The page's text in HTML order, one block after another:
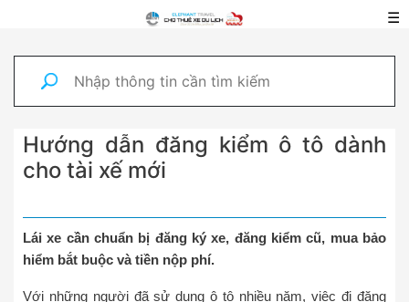
☰
Hướng dẫn đăng kiểm ô tô dành
cho tài xế mới
Lái xe cần chuẩn bị đăng ký xe, đăng kiểm cũ, mua bảo
hiểm bắt buộc và tiền nộp phí.
Với những người đã sử dụng ô tô nhiều năm, việc đi đăng